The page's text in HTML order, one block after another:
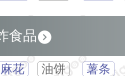
食品
麻花 油饼 薯条